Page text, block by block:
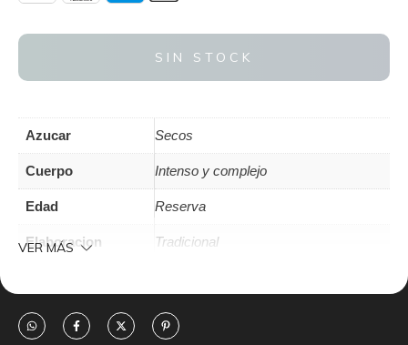
Azucar Secos
Cuerpo Intenso y complejo
Edad Reserva
Elaboracion Tradicional
Producto Vinito
VER MÁS